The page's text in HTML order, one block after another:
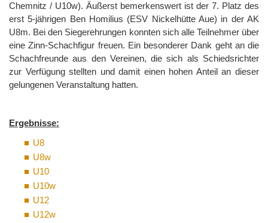
Chemnitz / U10w). Äußerst bemerkenswert ist der 7. Platz des
erst 5-jährigen Ben Homilius (ESV Nickelhütte Aue) in der AK
U8m. Bei den Siegerehrungen konnten sich alle Teilnehmer über
eine Zinn-Schachfigur freuen. Ein besonderer Dank geht an die
Schachfreunde aus den Vereinen, die sich als Schiedsrichter
zur Verfügung stellten und damit einen hohen Anteil an dieser
gelungenen Veranstaltung hatten.
Ergebnisse:
U8
U8w
U10
U10w
U12
U12w